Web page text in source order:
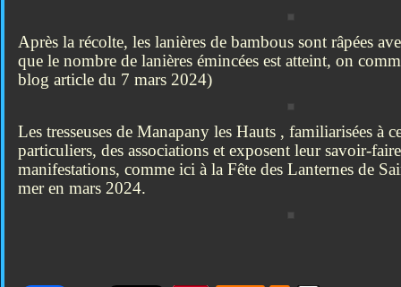
Après la récolte, les lanières de bambous sont râpées
que le nombre de lanières émincées est atteint, on
blog article du 7 mars 2024)
Les tresseuses de Manapany les Hauts , familiarisées à
particuliers, des associations et exposent leur savoir-
manifestations, comme ici à la Fête des Lanternes de
mer en mars 2024.